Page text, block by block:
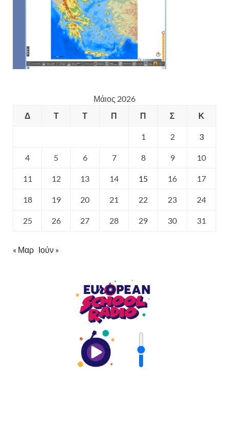
Μάιος 2026
Δ
Τ Τ Π Π Σ Κ
1 2 3
4 5 6 7 8 9 10
11 12 13 14 15 16 17
18 19 20 21 22 23 24
25 26 27 28 29 30 31
« Μαρ Ιούν »